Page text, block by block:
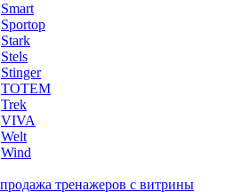
Smart
Sportop
Stark
Stels
Stinger
TOTEM
Trek
VIVA
Welt
Wind